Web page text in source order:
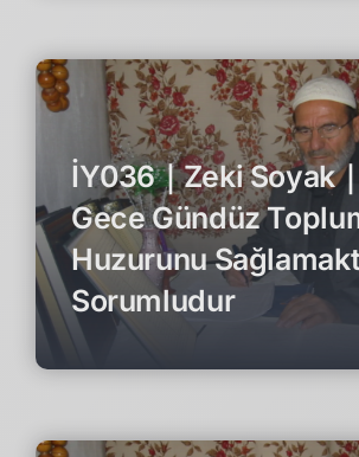
İY036｜Zeki Soyak
Gece Gündüz
Huzurunu
Sorumludur